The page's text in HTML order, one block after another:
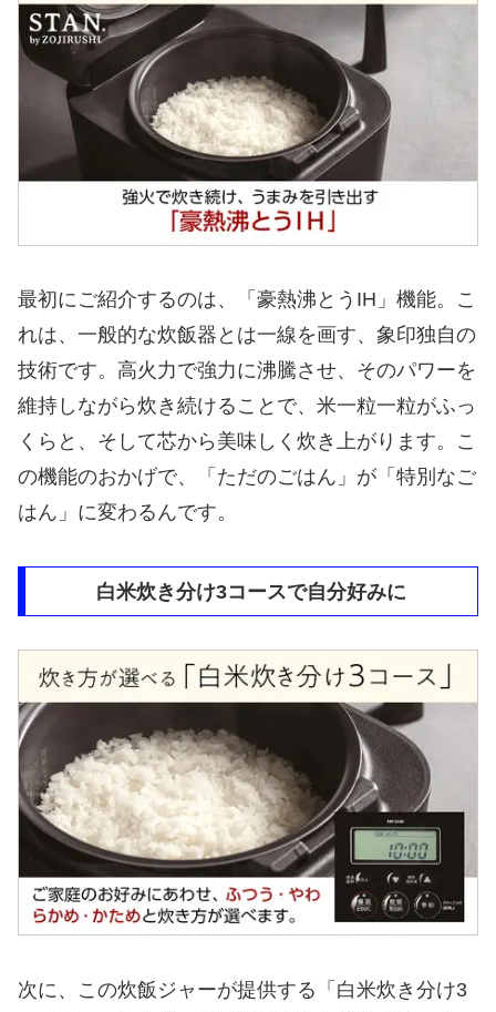
最初にご紹介するのは、「豪熱沸とうIH」機能。こ
れは、一般的な炊飯器とは一線を画す、象印独自の
技術です。高火力で強力に沸騰させ、そのパワーを
維持しながら炊き続けることで、米一粒一粒がふっ
くらと、そして芯から美味しく炊き上がります。こ
の機能のおかげで、「ただのごはん」が「特別なご
はん」に変わるんです。
白米炊き分け3コースで自分好みに
次に、この炊飯ジャーが提供する「白米炊き分け3